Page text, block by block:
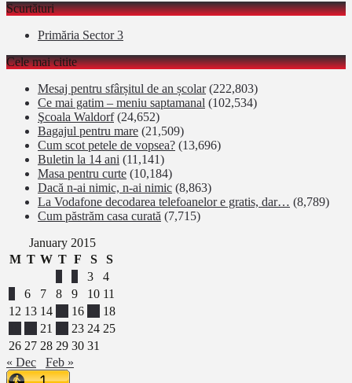
Scurtături
Primăria Sector 3
Cele mai citite
Mesaj pentru sfârșitul de an școlar (222,803)
Ce mai gatim – meniu saptamanal (102,534)
Şcoala Waldorf (24,652)
Bagajul pentru mare (21,509)
Cum scot petele de vopsea? (13,696)
Buletin la 14 ani (11,141)
Masa pentru curte (10,184)
Dacă n-ai nimic, n-ai nimic (8,863)
La Vodafone decodarea telefoanelor e gratis, dar… (8,789)
Cum păstrăm casa curată (7,715)
January 2015
M T W T F S
S
3
4
6 7 8 9 10 11
12 13 14 16
18
21 23 24 25
26 27 28 29 30 31
« Dec
Feb »